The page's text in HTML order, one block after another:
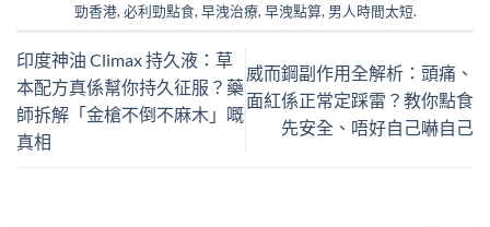
勁香港, 必利勁點食, 早洩治療, 早洩點算, 男人時間太短.
印度神油 Climax 持久液：草
本配方真係幫你持久征服？藥
師拆解「金槍不倒不麻木」嘅
真相
威而鋼副作用全解析：頭痛、
面紅係正常定踩雷？教你點食
先安全、唔好自己嚇自己